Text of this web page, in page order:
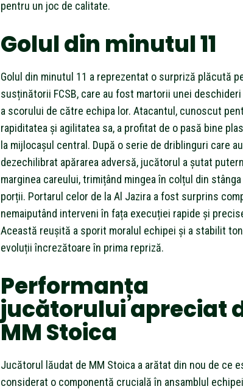
pentru un joc de calitate.
Golul din minutul 11
Golul din minutul 11 a reprezentat o surpriză plăcută
susținătorii FCSB, care au fost martorii unei deschideri
a scorului de către echipa lor. Atacantul, cunoscut
rapiditatea și agilitatea sa, a profitat de o pasă bine
la mijlocașul central. După o serie de driblinguri care au
dezechilibrat apărarea adversă, jucătorul a șutat
marginea careului, trimițând mingea în colțul din
porții. Portarul celor de la Al Jazira a fost surprins
nemaiputând interveni în fața execuției rapide și
Această reușită a sporit moralul echipei și a stabilit
evoluții încrezătoare în prima repriză.
Performanța
jucătorului apreciat
MM Stoica
Jucătorul lăudat de MM Stoica a arătat din nou de ce
considerat o componentă crucială în ansamblul echipei